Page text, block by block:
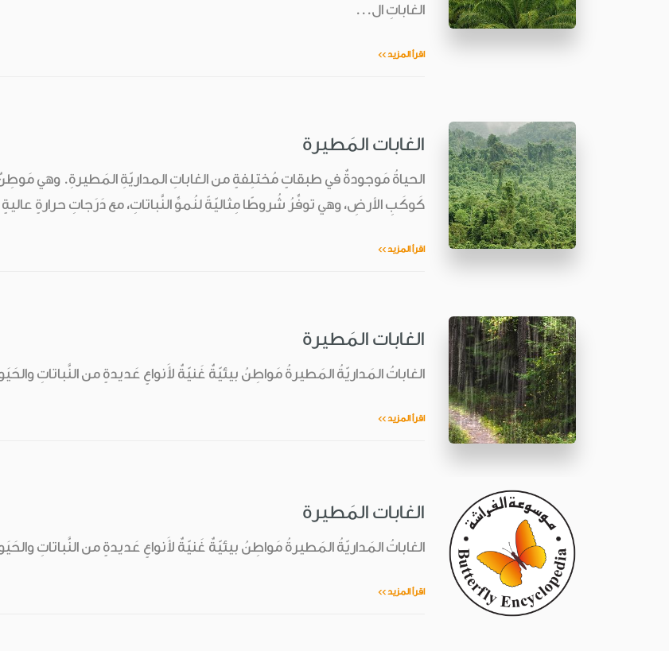
الغاباتِ ال...
اقرأ المزيد >>
الغابات المَطيرة
الحياةُ مَوجودةٌ في طبقاتٍ مُختلِفةٍ من الغاباتِ المداريّةِ المَطيرةِ. وهي
كَوكَبِ الأرضِ، وهي توفِّرُ شُروطًا مِثاليّةً لنُموِّ النَّباتاتِ، مع دَرَجاتِ حرارةٍ
اقرأ المزيد >>
الغابات المَطيرة
الغاباتُ المَداريّةُ المَطيرةُ مَواطِنُ بيئيّةٌ غَنيّةٌ لأَنواعٍ عَديدةٍ من النَّباتاتِ
اقرأ المزيد >>
الغابات المَطيرة
الغاباتُ المَداريّةُ المَطيرةُ مَواطِنُ بيئيّةٌ غَنيّةٌ لأَنواعٍ عَديدةٍ من النَّباتاتِ
اقرأ المزيد >>